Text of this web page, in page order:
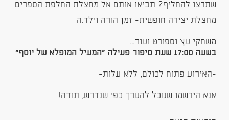
שתרצו להחליף? תביאו אותם אל מחצלת החלפת הספרים
מחצלת יצירה חופשית- זמן הורה וילד.ה
משחקי עץ וספורט ועוד...
בשעה 17:00 שעת סיפור פעילה "המעיל המופלא של יוסף"
-האירוע פתוח לכולם, ללא עלות-
אנא הירשמו שנוכל להערך כפי שנדרש, תודה!